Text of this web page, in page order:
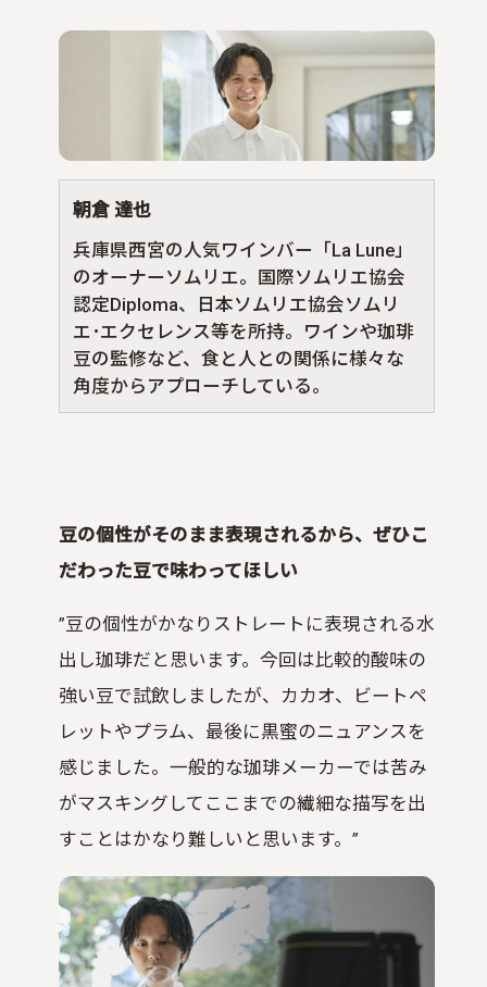
朝倉 達也
兵庫県西宮の人気ワインバー「La Lune」
のオーナーソムリエ。国際ソムリエ協会
認定Diploma、日本ソムリエ協会ソムリ
エ･エクセレンス等を所持。ワインや珈琲
豆の監修など、食と人との関係に様々な
角度からアプローチしている。
豆の個性がそのまま表現されるから、ぜひこ
だわった豆で味わってほしい
”豆の個性がかなりストレートに表現される水
出し珈琲だと思います。今回は比較的酸味の
強い豆で試飲しましたが、カカオ、ビートペ
レットやプラム、最後に黒蜜のニュアンスを
感じました。一般的な珈琲メーカーでは苦み
がマスキングしてここまでの繊細な描写を出
すことはかなり難しいと思います。”